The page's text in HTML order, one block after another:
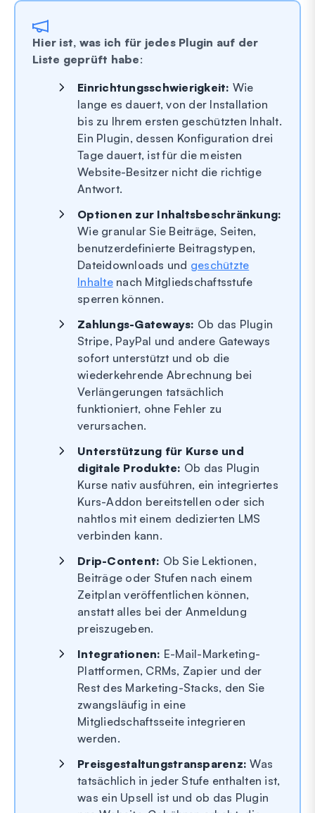
Hier ist, was ich für jedes Plugin auf der
Liste geprüft habe:
Einrichtungsschwierigkeit: Wie
lange es dauert, von der Installation
bis zu Ihrem ersten geschützten Inhalt.
Ein Plugin, dessen Konfiguration drei
Tage dauert, ist für die meisten
Website-Besitzer nicht die richtige
Antwort.
Optionen zur Inhaltsbeschränkung:
Wie granular Sie Beiträge, Seiten,
benutzerdefinierte Beitragstypen,
Dateidownloads und geschützte
Inhaltenach Mitgliedschaftsstufe
sperren können.
Zahlungs-Gateways: Ob das Plugin
Stripe, PayPal und andere Gateways
sofort unterstützt und ob die
wiederkehrende Abrechnung bei
Verlängerungen tatsächlich
funktioniert, ohne Fehler zu
verursachen.
Unterstützung für Kurse und
digitale Produkte: Ob das Plugin
Kurse nativ ausführen, ein integriertes
Kurs-Addon bereitstellen oder sich
nahtlos mit einem dedizierten LMS
verbinden kann.
Drip-Content: Ob Sie Lektionen,
Beiträge oder Stufen nach einem
Zeitplan veröffentlichen können,
anstatt alles bei der Anmeldung
preiszugeben.
Integrationen: E-Mail-Marketing-
Plattformen, CRMs, Zapier und der
Rest des Marketing-Stacks, den Sie
zwangsläufig in eine
Mitgliedschaftsseite integrieren
werden.
Preisgestaltungstransparenz: Was
tatsächlich in jeder Stufe enthalten ist,
was ein Upsell ist und ob das Plugin